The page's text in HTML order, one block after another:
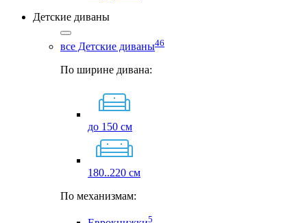
Детские диваны
все Детские диваны46
По ширине дивана:
до 150 см
180..220 см
По механизмам:
5